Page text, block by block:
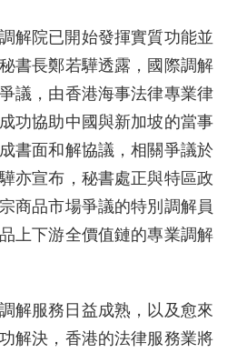
解院已開始發揮實質功能並
書長鄭若驊透露，國際調解
議，由香港海事法律專業律
功協助中國與新加坡的當事
書面和解協議，相關爭議於
亦宣布，秘書處正與特區政
商品市場爭議的特別調解員
上下游全價值鏈的專業調解
解服務日益成熟，以及愈來
解決，香港的法律服務業將